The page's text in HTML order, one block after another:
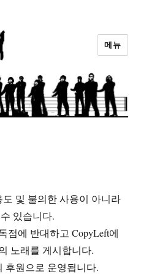
메뉴
및 불의한 사용이 아니라
있습니다.
점에 반대하고 CopyLeft에
노래를 게시합니다.
후원으로 운영됩니다.